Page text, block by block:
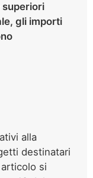
superiori
gli importi
alla
destinatari
si